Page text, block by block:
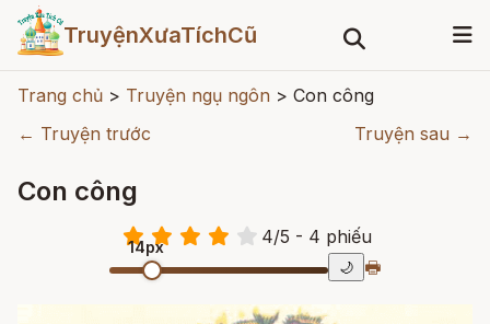
TruyệnXưaTíchCũ
Trang chủ > Truyện ngụ ngôn > Con công
← Truyện trước
Truyện sau →
Con công
4/5 - 4 phiếu
14px
🌙 🖶